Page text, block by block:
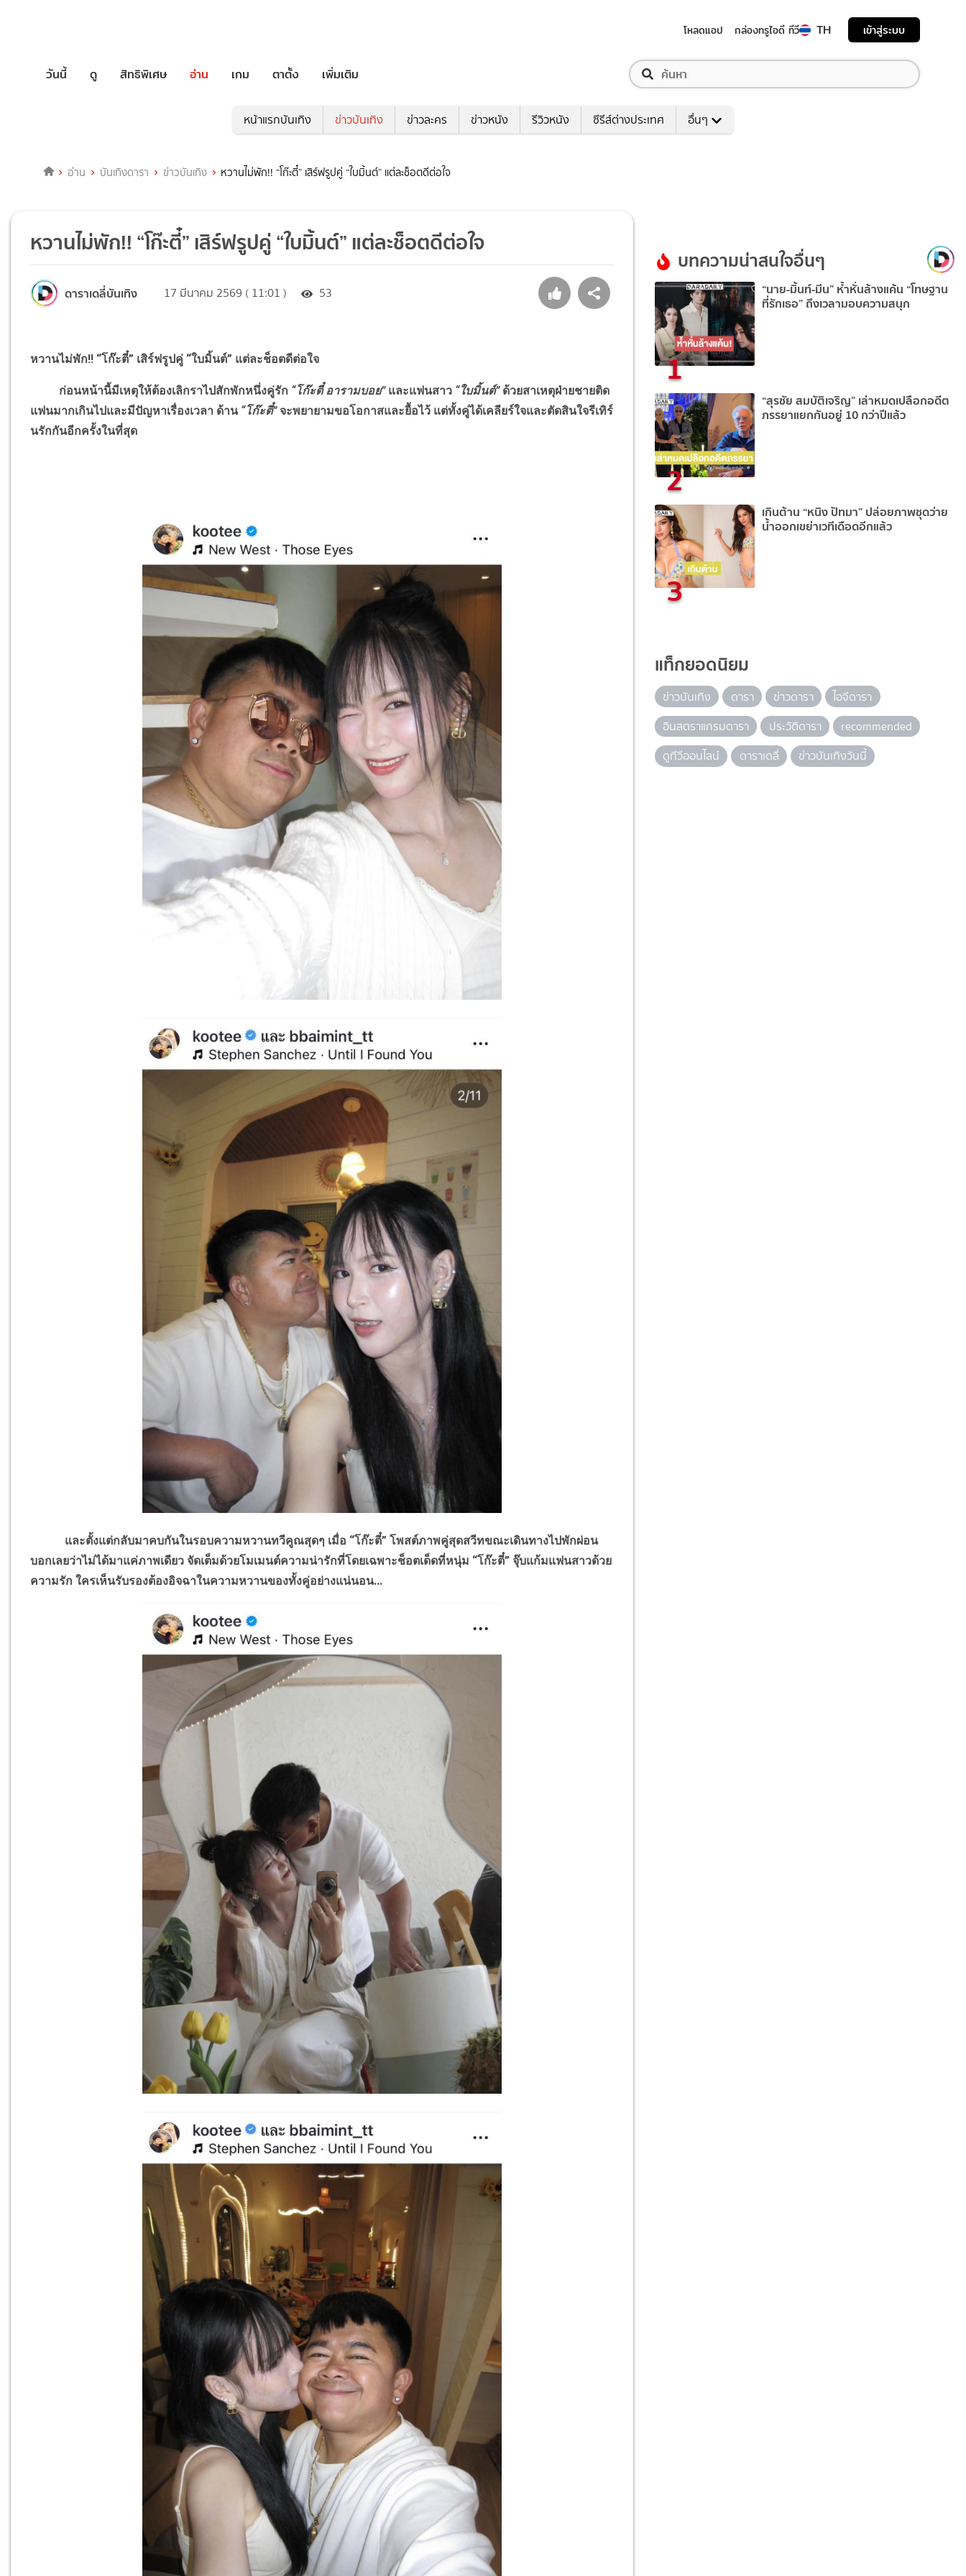
โหลดแอป กล่องทรูไอดี ทีวี TH เข้าสู่ระบบ
วันนี้ ดู สิทธิพิเศษ อ่าน เกม ตาตั้ง เพิ่มเติม
หน้าแรกบันเทิง ข่าวบันเทิง ข่าวละคร ข่าวหนัง รีวิวหนัง ซีรีส์ต่างประเทศ อื่นๆ
อ่าน บันเทิงดารา ข่าวบันเทิง หวานไม่พัก!! “โก๊ะตี๋” เสิร์ฟรูปคู่ “ใบมิ้นต์” แต่ละช็อตดีต่อใจ
หวานไม่พัก!! “โก๊ะตี๋” เสิร์ฟรูปคู่ “ใบมิ้นต์” แต่ละช็อตดีต่อใจ
ดาราเดลี่บันเทิง 17 มีนาคม 2569 ( 11:01 ) 53
หวานไม่พัก!! “โก๊ะตี๋” เสิร์ฟรูปคู่ “ใบมิ้นต์” แต่ละช็อตดีต่อใจ
ก่อนหน้านี้มีเหตุให้ต้องเลิกราไปสักพักหนึ่งคู่รัก “โก๊ะตี๋ อารามบอย” และแฟนสาว “ใบมิ้นต์” ด้วยสาเหตุฝ่ายชายติด
แฟนมากเกินไปและมีปัญหาเรื่องเวลา ด้าน “โก๊ะตี๋”จะพยายามขอโอกาสและยื้อไว้ แต่ทั้งคู่ได้เคลียร์ใจและตัดสินใจรีเทิร์
นรักกันอีกครั้งในที่สุด
และตั้งแต่กลับมาคบกันในรอบความหวานทวีคูณสุดๆ เมื่อ “โก๊ะตี๋” โพสต์ภาพคู่สุดสวีทขณะเดินทางไปพักผ่อน
บอกเลยว่าไม่ได้มาแค่ภาพเดียว จัดเต็มด้วยโมเมนต์ความน่ารักที่โดยเฉพาะช็อตเด็ดที่หนุ่ม “โก๊ะตี๋” จุ๊บแก้มแฟนสาวด้วย
ความรัก ใครเห็นรับรองต้องอิจฉาในความหวานของทั้งคู่อย่างแน่นอน...
บทความน่าสนใจอื่นๆ
1
“นาย-มิ้นท์-มีน” ห้ำหั่นล้างแค้น “โทษฐาน
ที่รักเธอ” ถึงเวลามอบความสนุก
2
“สุรชัย สมบัติเจริญ” เล่าหมดเปลือกอดีต
ภรรยาแยกกันอยู่ 10 กว่าปีแล้ว
3
เกินต้าน “หนิง ปัทมา” ปล่อยภาพชุดว่าย
น้ำออกเขย่าเวทีเดือดอีกแล้ว
แท็กยอดนิยม
ข่าวบันเทิง ดารา ข่าวดารา
ไอจีดารา
อินสตราแกรมดารา
ประวัติดารา
recommended
ดูทีวีออนไลน์
ดาราเดลี่ ข่าวบันเทิงวันนี้